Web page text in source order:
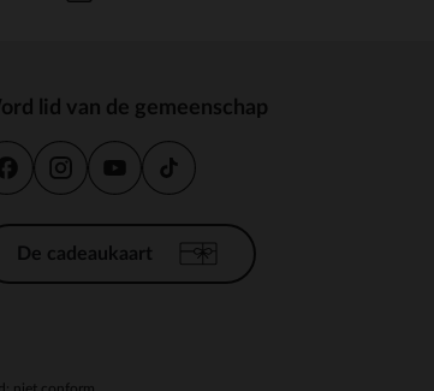
lid van de gemeenschap
De cadeaukaart